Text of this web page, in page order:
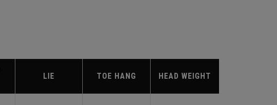
LIE TOE HANG HEAD WEIGHT